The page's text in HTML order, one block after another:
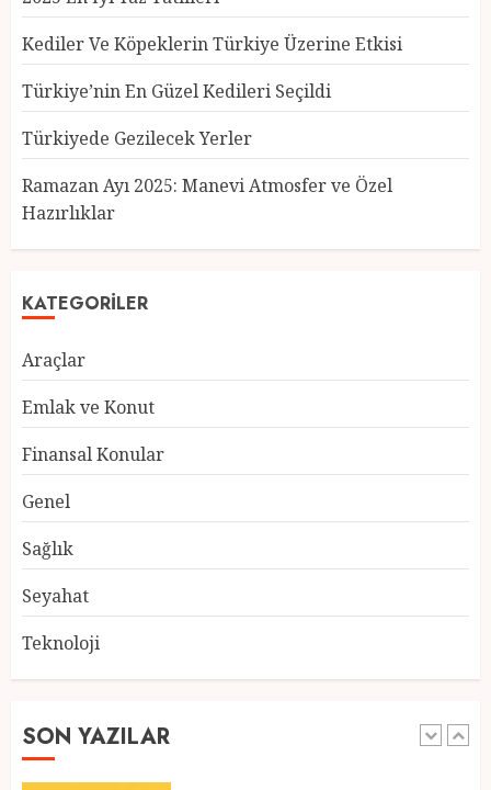
Kediler Ve Köpeklerin Türkiye Üzerine Etkisi
Türkiye’nin En Güzel Kedileri Seçildi
Türkiyede Gezilecek Yerler
Ramazan Ayı 2025: Manevi Atmosfer ve Özel
Hazırlıklar
KATEGORILER
Araçlar
Emlak ve Konut
Finansal Konular
Genel
Sağlık
Seyahat
Teknoloji
SON YAZILAR
3
Türkiye’nin En Güzel Kedileri
Seçildi
12 MART 2025 0
4
5
Ramazan Ayı 2025: Manevi
28 ŞUBAT 2025 0
1
21 MART 2025 0